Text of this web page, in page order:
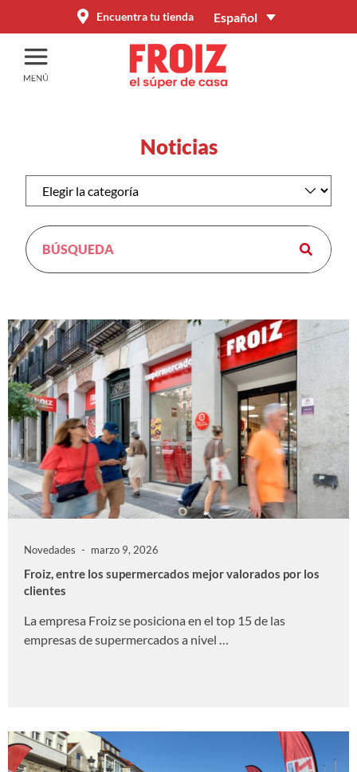
Encuentra tu tienda Español
Noticias
Novedades marzo 9, 2026
Froiz, entre los supermercados mejor valorados por los
clientes
​La empresa Froiz se posiciona en el top 15 de las
empresas de supermercados a nivel …